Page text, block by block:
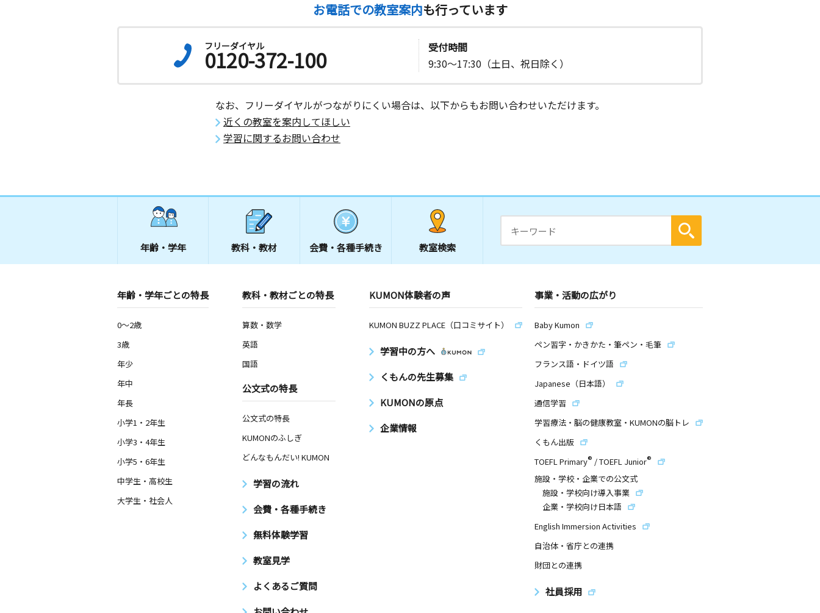
能代南教室
火 水 木 金 土
2歳～中学生
秋田県能代市豊祥岱１－２５ 丸米ビル１Ｆ
緑丘町教室
水 木 金
日
3歳～高校生
秋田県秋田市飯島鼠田２丁目４－６４－１Ｆ
3歳～高校生
秋田県能代市花園町２３ー１４
木 金 土 日
3歳～高校生
二田教室
金 土
日
秋田県潟上市天王字上江川４７－１５６４ オフ
能代中央教室
秋田県能代市景林町２－１
秋田県潟上市天王字コアツコ１８２－８
金 土 日
秋田県大館市比内町扇田字下扇田５８－１ ＮＨ
お電話での教室案内も行っています
フリーダイヤル
0120-372-100
受付時間
9:30～17:30（土日、祝日除く）
なお、フリーダイヤルがつながりにくい場合は、以下からもお問い合わせいただけます。
近くの教室を案内してほしい
学習に関するお問い合わせ
年齢・学年 教科・教材 会費・ 各種手続き 教室検索
年齢・学年ごとの特長
0～2歳
3歳
年少
年中
年長
小学1・2年生
小学3・4年生
小学5・6年生
中学生・高校生
大学生・社会人
教科・教材ごとの特長
算数・数学
英語
国語
公文式の特長
公文式の特長
KUMONのふしぎ
どんなもんだい! KUMON
学習の流れ
会費・各種手続き
無料体験学習
教室見学
よくあるご質問
KUMON体験者の声
KUMON BUZZ PLACE（口コミサイト）
学習中の方へ
くもんの先生募集
KUMONの原点
企業情報
事業・活動の広がり
Baby Kumon
ペン習字・かきかた・筆ペン・毛筆
フランス語・ドイツ語
Japanese（日本語）
通信学習
学習療法・脳の健康教室・KUMONの脳トレ
くもん出版
TOEFL Primary® /TOEFL Junior®
施設・学校・企業での公文式
施設・学校向け導入事業
企業・学校向け日本語
English Immersion Activities
自治体・省庁との連携
財団との連携
社員採用